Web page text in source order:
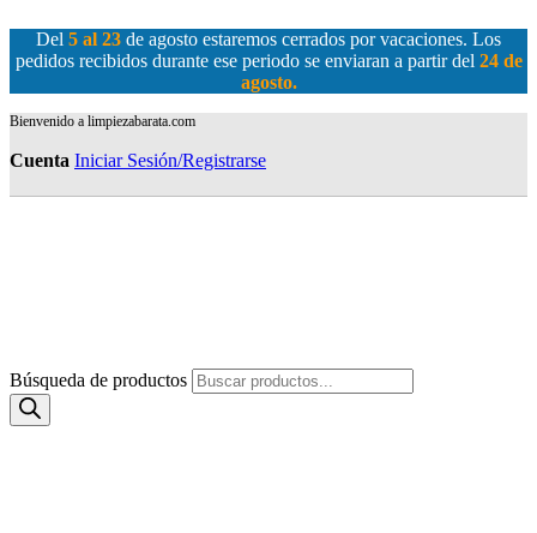
Del 5 al 23 de agosto estaremos cerrados por vacaciones. Los
pedidos recibidos durante ese periodo se enviaran a partir del 24 de
agosto.
Bienvenido a limpiezabarata.com
Cuenta Iniciar Sesión/Registrarse
Búsqueda de productos